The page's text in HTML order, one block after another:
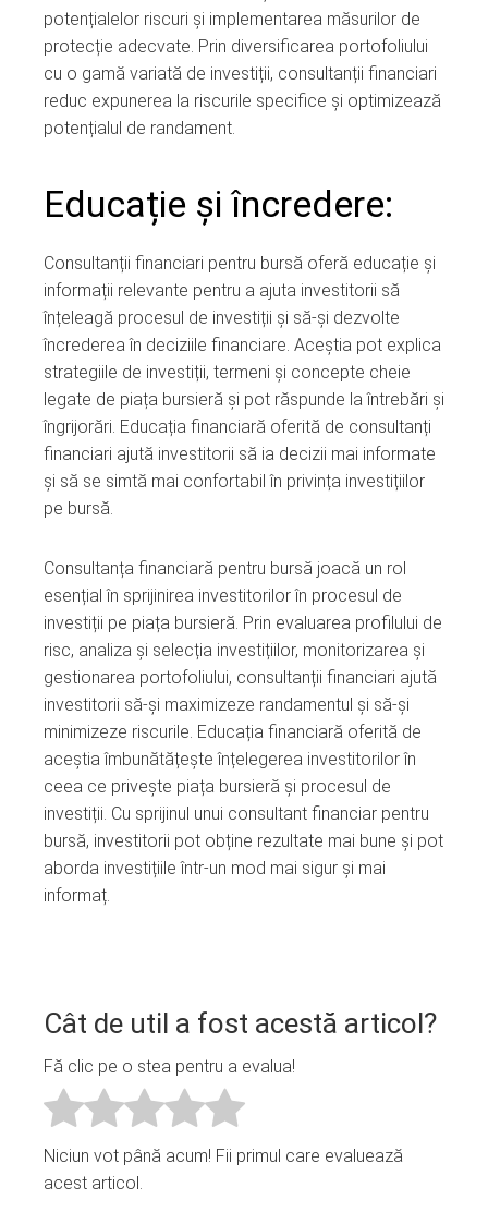
potențialelor riscuri și implementarea măsurilor de
protecție adecvate. Prin diversificarea portofoliului
cu o gamă variată de investiții, consultanții financiari
reduc expunerea la riscurile specifice și optimizează
potențialul de randament.
Educație și încredere:
Consultanții financiari pentru bursă oferă educație și
informații relevante pentru a ajuta investitorii să
înțeleagă procesul de investiții și să-și dezvolte
încrederea în deciziile financiare. Aceștia pot explica
strategiile de investiții, termeni și concepte cheie
legate de piața bursieră și pot răspunde la întrebări și
îngrijorări. Educația financiară oferită de consultanți
financiari ajută investitorii să ia decizii mai informate
și să se simtă mai confortabil în privința investițiilor
pe bursă.
Consultanța financiară pentru bursă joacă un rol
esențial în sprijinirea investitorilor în procesul de
investiții pe piața bursieră. Prin evaluarea profilului de
risc, analiza și selecția investițiilor, monitorizarea și
gestionarea portofoliului, consultanții financiari ajută
investitorii să-și maximizeze randamentul și să-și
minimizeze riscurile. Educația financiară oferită de
aceștia îmbunătățește înțelegerea investitorilor în
ceea ce privește piața bursieră și procesul de
investiții. Cu sprijinul unui consultant financiar pentru
bursă, investitorii pot obține rezultate mai bune și pot
aborda investițiile într-un mod mai sigur și mai
informaț.
Cât de util a fost acestă articol?
Fă clic pe o stea pentru a evalua!
Niciun vot până acum! Fii primul care evaluează
acest articol.